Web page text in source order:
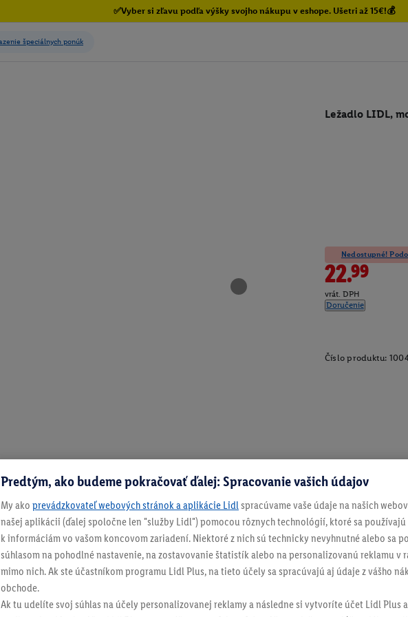
✅Vyber si zľavu podľa výšky svojho nákupu v eshope. Ušetri až 15€!💰
Ležadlo LIDL,
Nedostupné!
22.99
vrát. DPH
Doručenie
Číslo produktu:
Predtým, ako budeme pokračovať ďalej: Spracovanie vašich údajov
My ako prevádzkovateľ webových stránok a aplikácie Lidl spracúvame vaše údaje na našich
našej aplikácii (ďalej spoločne len "služby Lidl") pomocou rôznych technológií, ktoré sa
k informáciám vo vašom koncovom zariadení. Niektoré z nich sú technicky nevyhnutné alebo sa
súhlasom na pohodlné nastavenie, na zostavovanie štatistík alebo na personalizovanú reklamu v
mimo nich. Ak ste účastníkom programu Lidl Plus, na tieto účely sa spracúvajú aj údaje z vášho
obchode.
Ak tu udelíte svoj súhlas na účely personalizovanej reklamy a následne si vytvoríte účet Lidl Plus